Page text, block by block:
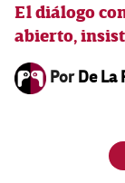
El diálogo
abierto,
PorDe La